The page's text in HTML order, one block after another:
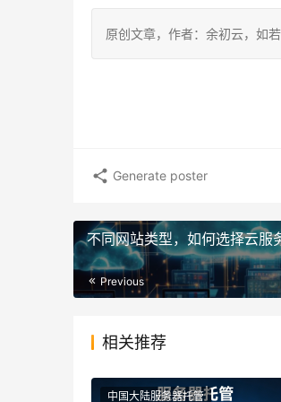
原创文章，作者：余初云，
Generate poster
不同网站类型，如何选择云服
Previous
相关推荐
中国大陆服务器托管